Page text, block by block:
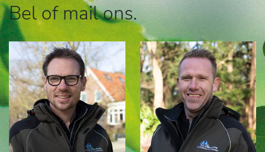
Bel of mail ons.